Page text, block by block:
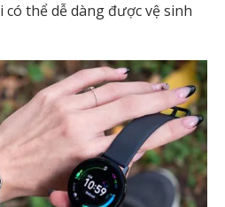
có thể dễ dàng được vệ sinh